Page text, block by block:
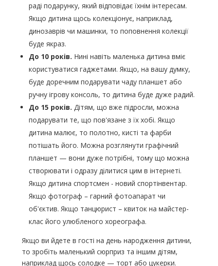
раді подарунку, який відповідає їхнім інтересам.
Якщо дитина щось колекціонує, наприклад,
динозаврів чи машинки, то поповнення колекції
буде якраз.
До 10 років. Нині навіть маленька дитина вміє
користуватися гаджетами. Якщо, на вашу думку,
буде доречним подарувати чаду планшет або
ручну ігрову консоль, то дитина буде дуже радий.
До 15 років. Дітям, що вже підросли, можна
подарувати те, що пов'язане з їх хобі. Якщо
дитина малює, то полотно, кисті та фарби
потішать його. Можна розглянути графічний
планшет — вони дуже потрібні, тому що можна
створювати і одразу ділитися цим в інтернеті.
Якщо дитина спортсмен - новий спортінвентар.
Якщо фотограф – гарний фотоапарат чи
об'єктив. Якщо танцюрист – квиток на майстер-
клас його улюбленого хореографа.
Якщо ви йдете в гості на день народження дитини,
то зробіть маленький сюрприз та іншим дітям,
наприклад щось солодке — торт або цукерки.